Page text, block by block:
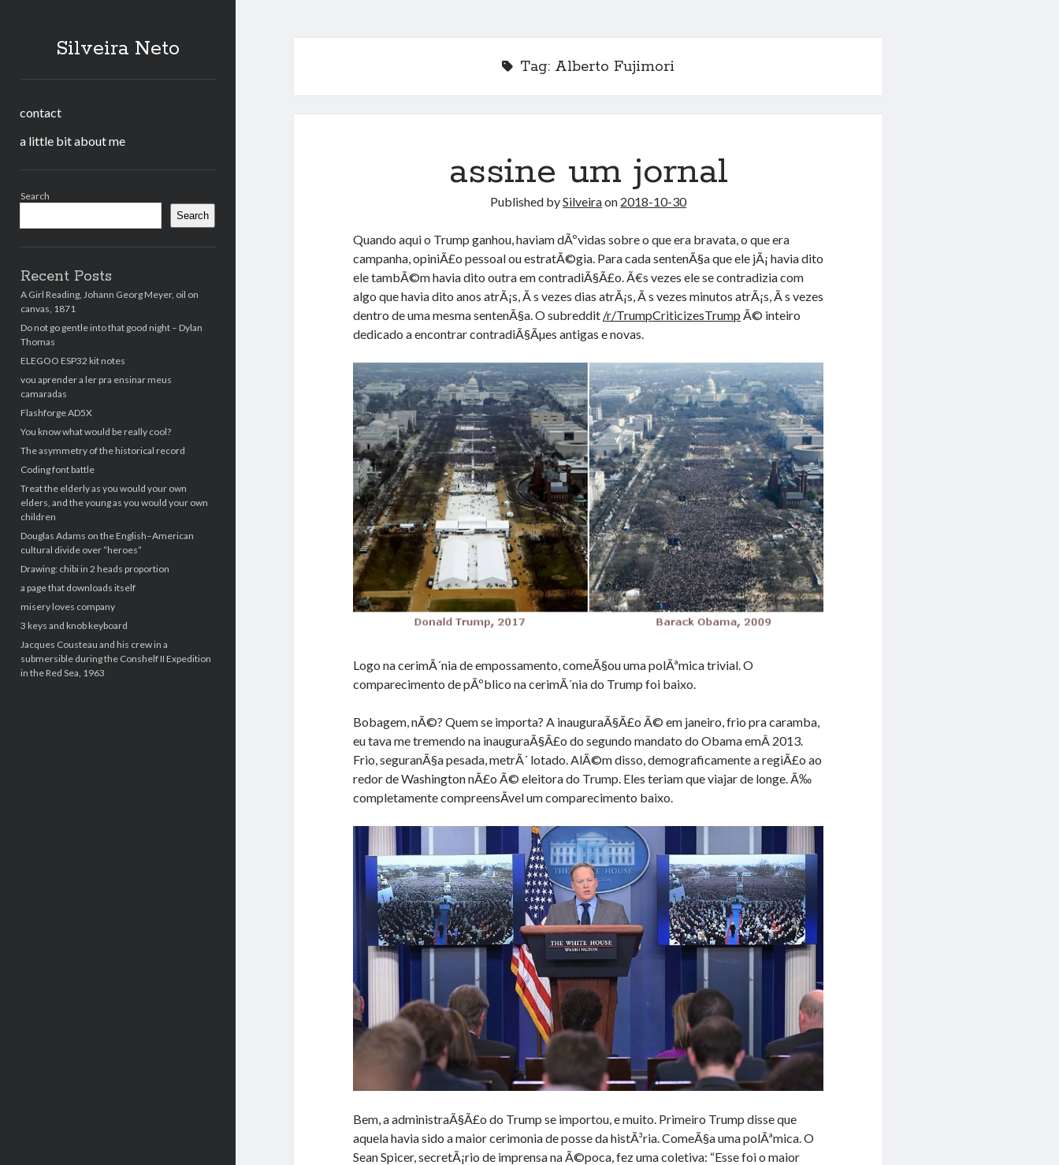
Silveira Neto
contact
a little bit about me
Search
Search
Recent Posts
A Girl Reading, Johann Georg Meyer, oil on
canvas, 1871
Do not go gentle into that good night – Dylan
Thomas
ELEGOO ESP32 kit notes
vou aprender a ler pra ensinar meus
camaradas
Flashforge AD5X
You know what would be really cool?
The asymmetry of the historical record
Coding font battle
Treat the elderly as you would your own
elders, and the young as you would your own
children
Douglas Adams on the English–American
cultural divide over “heroes”
Drawing: chibi in 2 heads proportion
a page that downloads itself
misery loves company
3 keys and knob keyboard
Jacques Cousteau and his crew in a
submersible during the Conshelf II Expedition
in the Red Sea, 1963
Tag: Alberto Fujimori
assine um jornal
Published bySilveiraon 2018-10-30
Quando aqui o Trump ganhou, haviam dÃºvidas sobre o que era bravata, o que era
campanha, opiniÃ£o pessoal ou estratÃ©gia. Para cada sentenÃ§a que ele jÃ¡ havia dito
ele tambÃ©m havia dito outra em contradiÃ§Ã£o. Ã€s vezes ele se contradizia com
algo que havia dito anos atrÃ¡s, Ã s vezes dias atrÃ¡s, Ã s vezes minutos atrÃ¡s, Ã s vezes
dentro de uma mesma sentenÃ§a. O subreddit /r/TrumpCriticizesTrump Ã© inteiro
dedicado a encontrar contradiÃ§Ãµes antigas e novas.
Logo na cerimÃ´nia de empossamento, comeÃ§ou uma polÃªmica trivial. O
comparecimento de pÃºblico na cerimÃ´nia do Trump foi baixo.
Bobagem, nÃ©? Quem se importa? A inauguraÃ§Ã£o Ã© em janeiro, frio pra caramba,
eu tava me tremendo na inauguraÃ§Ã£o do segundo mandato do Obama emÂ 2013.
Frio, seguranÃ§a pesada, metrÃ´ lotado. AlÃ©m disso, demograficamente a regiÃ£o ao
redor de Washington nÃ£o Ã© eleitora do Trump. Eles teriam que viajar de longe. Ã‰
completamente compreensÃ­vel um comparecimento baixo.
Bem, a administraÃ§Ã£o do Trump se importou, e muito. Primeiro Trump disse que
aquela havia sido a maior cerimonia de posse da histÃ³ria. ComeÃ§a uma polÃªmica. O
Sean Spicer, secretÃ¡rio de imprensa na Ã©poca, fez uma coletiva: “Esse foi o maior